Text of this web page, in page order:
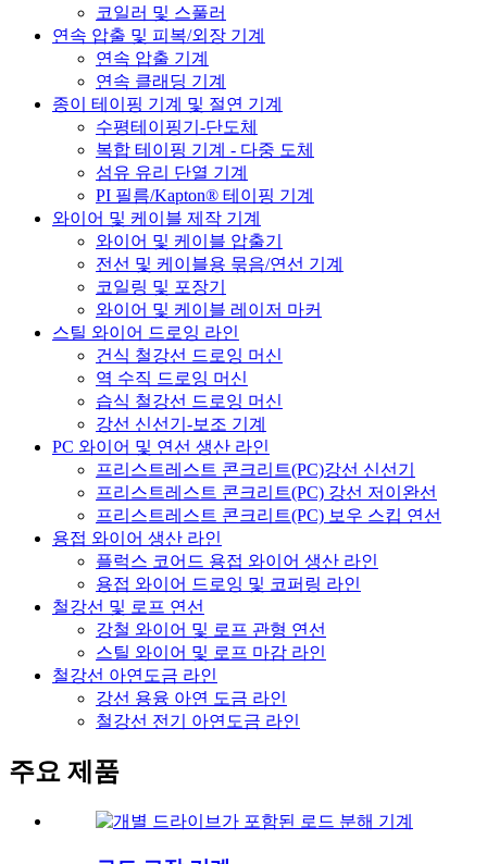
코일러 및 스풀러
연속 압출 및 피복/외장 기계
연속 압출 기계
연속 클래딩 기계
종이 테이핑 기계 및 절연 기계
수평테이핑기-단도체
복합 테이핑 기계 - 다중 도체
섬유 유리 단열 기계
PI 필름/Kapton® 테이핑 기계
와이어 및 케이블 제작 기계
와이어 및 케이블 압출기
전선 및 케이블용 묶음/연선 기계
코일링 및 포장기
와이어 및 케이블 레이저 마커
스틸 와이어 드로잉 라인
건식 철강선 드로잉 머신
역 수직 드로잉 머신
습식 철강선 드로잉 머신
강선 신선기-보조 기계
PC 와이어 및 연선 생산 라인
프리스트레스트 콘크리트(PC)강선 신선기
프리스트레스트 콘크리트(PC) 강선 저이완선
프리스트레스트 콘크리트(PC) 보우 스킵 연선
용접 와이어 생산 라인
플럭스 코어드 용접 와이어 생산 라인
용접 와이어 드로잉 및 코퍼링 라인
철강선 및 로프 연선
강철 와이어 및 로프 관형 연선
스틸 와이어 및 로프 마감 라인
철강선 아연도금 라인
강선 용융 아연 도금 라인
철강선 전기 아연도금 라인
주요 제품